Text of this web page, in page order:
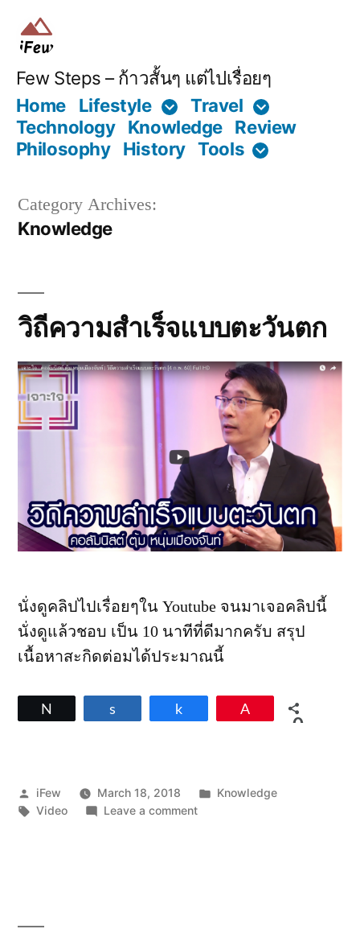
Few Steps – ก้าวสั้นๆ แต่ไปเรื่อยๆ
Home
Lifestyle
Travel
Technology
Knowledge Review
Philosophy
History Tools
Category Archives:
Knowledge
วิถีความสำเร็จแบบตะวันตก
นั่งดูคลิปไปเรื่อยๆใน Youtube จนมาเจอคลิปนี้
นั่งดูแล้วชอบ เป็น 10 นาทีที่ดีมากครับ สรุป
เนื้อหาสะกิดต่อมได้ประมาณนี้
0
Posted
by
iFew March 18, 2018
Posted
Knowledge
Tags:
Video Leave a commenton